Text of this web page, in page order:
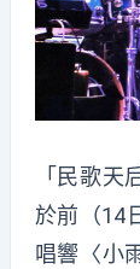
「民歌天
於前（14
唱響〈小